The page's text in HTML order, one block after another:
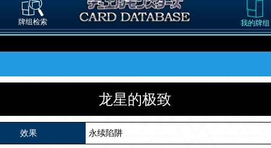
牌组检索 我的牌组
龙星的极致
效果 永续陷阱